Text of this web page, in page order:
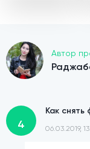
Автор
4
Как снять
06.03.2019,